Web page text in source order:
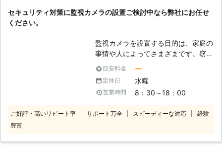
フがお見積りをお出ししますので、ご
セキュリティ対策に監視カメラの設置ご検討中なら弊社にお任せ
ください。
監視カメラを設置する目的は、家庭の
事情や人によってさまざまです。窃盗
やストーカーなどの犯罪抑止と証拠の
保存、車や外壁へのいたずら防止など
の、犯罪のリスクを軽減する効果が期
待できます。そして監視カメラは、目
暗いところでも撮影が可能な赤外線カ
目安料金 ー
定休日 水曜
営業時間 8：30～18：00
ご好評・高いリピート率 サポート万全 スピーディーな対応
経験
豊富